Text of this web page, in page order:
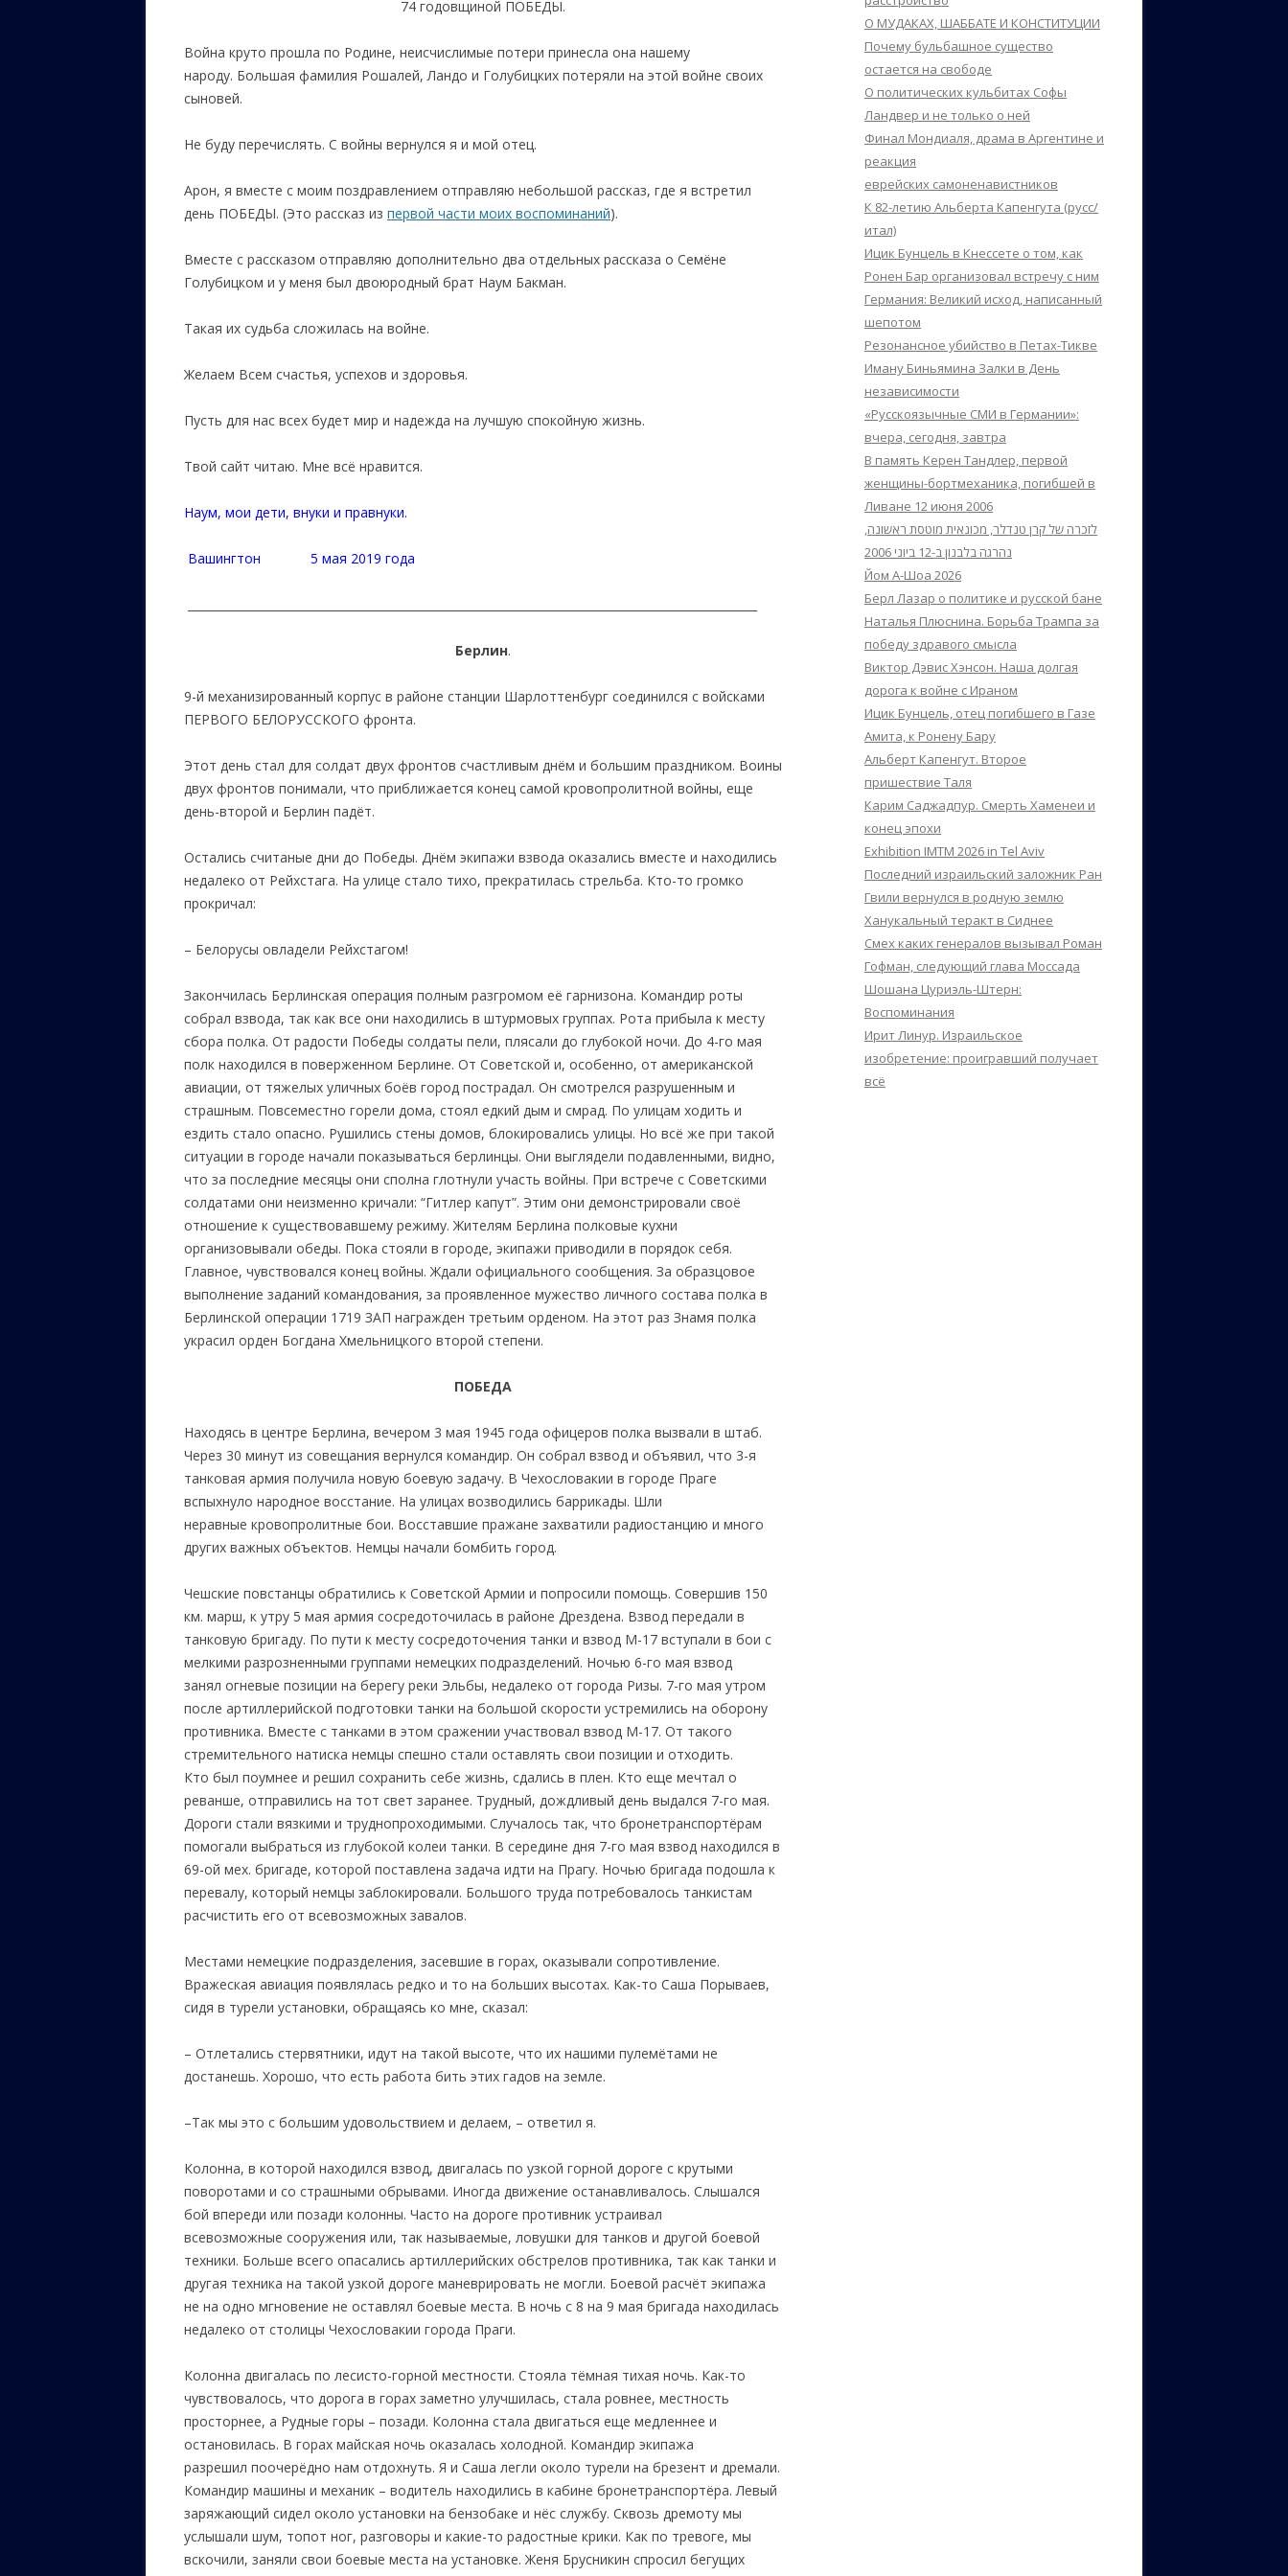
КАЛИНКОВИЧАХ СЕЙЧАС
САЙТУ
ВАШИ ПИСЬМА
ОТЗЫВЫ, ПРЕДЛОЖЕНИЯ,
УТОЧНЕНИЯ, ДОПОЛНЕНИЯ
КТО КОГО ИЩЕТ
74 годовщиной ПОБЕДЫ.
Война круто прошла по Родине, неисчислимые потери принесла она нашему
народу. Большая фамилия Рошалей, Ландо и Голубицких потеряли на этой войне своих
сыновей.
Не буду перечислять. С войны вернулся я и мой отец.
Арон, я вместе с моим поздравлением отправляю небольшой рассказ, где я встретил
день ПОБЕДЫ. (Это рассказ из первой части моих воспоминаний).
Вместе с рассказом отправляю дополнительно два отдельных рассказа о Семёне
Голубицком и у меня был двоюродный брат Наум Бакман.
Такая их судьба сложилась на войне.
Желаем Всем счастья, успехов и здоровья.
Пусть для нас всех будет мир и надежда на лучшую спокойную жизнь.
Твой сайт читаю. Мне всё нравится.
Наум, мои дети, внуки и правнуки.
Вашингтон 5 мая 2019 года
Берлин.
9-й механизированный корпус в районе станции Шарлоттенбург соединился с войсками
ПЕРВОГО БЕЛОРУССКОГО фронта.
Этот день стал для солдат двух фронтов счастливым днём и большим праздником. Воины
двух фронтов понимали, что приближается конец самой кровопролитной войны, еще
день-второй и Берлин падёт.
Остались считаные дни до Победы. Днём экипажи взвода оказались вместе и находились
недалеко от Рейхстага. На улице стало тихо, прекратилась стрельба. Кто-то громко
прокричал:
– Белорусы овладели Рейхстагом!
Закончилась Берлинская операция полным разгромом её гарнизона. Командир роты
собрал взвода, так как все они находились в штурмовых группах. Рота прибыла к месту
сбора полка. От радости Победы солдаты пели, плясали до глубокой ночи. До 4-го мая
полк находился в поверженном Берлине. От Советской и, особенно, от американской
авиации, от тяжелых уличных боёв город пострадал. Он смотрелся разрушенным и
страшным. Повсеместно горели дома, стоял едкий дым и смрад. По улицам ходить и
ездить стало опасно. Рушились стены домов, блокировались улицы. Но всё же при такой
ситуации в городе начали показываться берлинцы. Они выглядели подавленными, видно,
что за последние месяцы они сполна глотнули участь войны. При встрече с Советскими
солдатами они неизменно кричали: “Гитлер капут”. Этим они демонстрировали своё
отношение к существовавшему режиму. Жителям Берлина полковые кухни
организовывали обеды. Пока стояли в городе, экипажи приводили в порядок себя.
Главное, чувствовался конец войны. Ждали официального сообщения. За образцовое
выполнение заданий командования, за проявленное мужество личного состава полка в
Берлинской операции 1719 ЗАП награжден третьим орденом. На этот раз Знамя полка
украсил орден Богдана Хмельницкого второй степени.
ПОБЕДА
Находясь в центре Берлина, вечером 3 мая 1945 года офицеров полка вызвали в штаб.
Через 30 минут из совещания вернулся командир. Он собрал взвод и объявил, что 3-я
танковая армия получила новую боевую задачу. В Чехословакии в городе Праге
вспыхнуло народное восстание. На улицах возводились баррикады. Шли
неравные кровопролитные бои. Восставшие пражане захватили радиостанцию и много
других важных объектов. Немцы начали бомбить город.
Чешские повстанцы обратились к Советской Армии и попросили помощь. Совершив 150
км. марш, к утру 5 мая армия сосредоточилась в районе Дрездена. Взвод передали в
танковую бригаду. По пути к месту сосредоточения танки и взвод М-17 вступали в бои с
мелкими разрозненными группами немецких подразделений. Ночью 6-го мая взвод
занял огневые позиции на берегу реки Эльбы, недалеко от города Ризы. 7-го мая утром
после артиллерийской подготовки танки на большой скорости устремились на оборону
противника. Вместе с танками в этом сражении участвовал взвод М-17. От такого
стремительного натиска немцы спешно стали оставлять свои позиции и отходить.
Кто был поумнее и решил сохранить себе жизнь, сдались в плен. Кто еще мечтал о
реванше, отправились на тот свет заранее. Трудный, дождливый день выдался 7-го мая.
Дороги стали вязкими и труднопроходимыми. Случалось так, что бронетранспортёрам
помогали выбраться из глубокой колеи танки. В середине дня 7-го мая взвод находился в
69-ой мех. бригаде, которой поставлена задача идти на Прагу. Ночью бригада подошла к
перевалу, который немцы заблокировали. Большого труда потребовалось танкистам
расчистить его от всевозможных завалов.
Местами немецкие подразделения, засевшие в горах, оказывали сопротивление.
Вражеская авиация появлялась редко и то на больших высотах. Как-то Саша Порываев,
сидя в турели установки, обращаясь ко мне, сказал:
– Отлетались стервятники, идут на такой высоте, что их нашими пулемётами не
достанешь. Хорошо, что есть работа бить этих гадов на земле.
–Так мы это с большим удовольствием и делаем, – ответил я.
Колонна, в которой находился взвод, двигалась по узкой горной дороге с крутыми
поворотами и со страшными обрывами. Иногда движение останавливалось. Слышался
бой впереди или позади колонны. Часто на дороге противник устраивал
всевозможные сооружения или, так называемые, ловушки для танков и другой боевой
техники. Больше всего опасались артиллерийских обстрелов противника, так как танки и
другая техника на такой узкой дороге маневрировать не могли. Боевой расчёт экипажа
не на одно мгновение не оставлял боевые места. В ночь с 8 на 9 мая бригада находилась
недалеко от столицы Чехословакии города Праги.
Колонна двигалась по лесисто-горной местности. Стояла тёмная тихая ночь. Как-то
чувствовалось, что дорога в горах заметно улучшилась, стала ровнее, местность
просторнее, а Рудные горы – позади. Колонна стала двигаться еще медленнее и
остановилась. В горах майская ночь оказалась холодной. Командир экипажа
разрешил поочерёдно нам отдохнуть. Я и Саша легли около турели на брезент и дремали.
Командир машины и механик – водитель находились в кабине бронетранспортёра. Левый
заряжающий сидел около установки на бензобаке и нёс службу. Сквозь дремоту мы
услышали шум, топот ног, разговоры и какие-то радостные крики. Как по тревоге, мы
вскочили, заняли свои боевые места на установке. Женя Брусникин спросил бегущих
О МУДАКАХ, ШАББАТЕ И КОНСТИТУЦИИ
Почему бульбашное существо
остается на свободе
О политических кульбитах Софы
Ландвер и не только о ней
Финал Мондиаля, драма в Аргентине и
реакция
еврейских самоненавистников
К 82-летию Альберта Капенгута (русс/
итал)
Ицик Бунцель в Кнессете о том, как
Ронен Бар организовал встречу с ним
Германия: Великий исход, написанный
шепотом
Резонансное убийство в Петах-Тикве
Иману Биньямина Залки в День
независимости
«Русскоязычные СМИ в Германии»:
вчера, сегодня, завтра
В память Керен Тандлер, первой
женщины-бортмеханика, погибшей в
Ливане 12 июня 2006
לזכרה של קרן טנדלר, מכונאית מוטסת ראשונה,
נהרגה בלבנון ב-12 ביוני 2006
Йом А-Шоа 2026
Берл Лазар о политике и русской бане
Наталья Плюснина. Борьба Трампа за
победу здравого смысла
Виктор Дэвис Хэнсон. Наша долгая
дорога к войне с Ираном
Ицик Бунцель, отец погибшего в Газе
Амита, к Ронену Бару
Альберт Капенгут. Второе
пришествие Таля
Карим Саджадпур. Смерть Хаменеи и
конец эпохи
Exhibition IMTM 2026 in Tel Aviv
Последний израильский заложник Ран
Гвили вернулся в родную землю
Ханукальный теракт в Сиднее
Смех каких генералов вызывал Роман
Гофман, следующий глава Моссада
Шошана Цуриэль-Штерн:
Воспоминания
Ирит Линур. Израильское
изобретение: проигравший получает
всё